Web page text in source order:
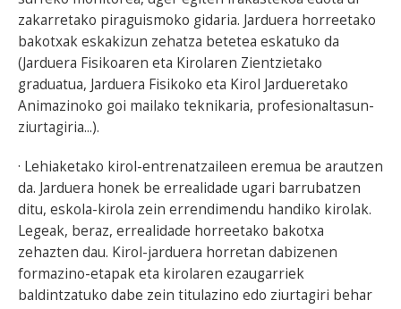
zakarretako piraguismoko gidaria. Jarduera horreetako
bakotxak eskakizun zehatza betetea eskatuko da
(Jarduera Fisikoaren eta Kirolaren Zientzietako
graduatua, Jarduera Fisikoko eta Kirol Jardueretako
Animazinoko goi mailako teknikaria, profesionaltasun-
ziurtagiria...).
· Lehiaketako kirol-entrenatzaileen eremua be arautzen
da. Jarduera honek be errealidade ugari barrubatzen
ditu, eskola-kirola zein errendimendu handiko kirolak.
Legeak, beraz, errealidade horreetako bakotxa
zehazten dau. Kirol-jarduera horretan dabizenen
formazino-etapak eta kirolaren ezaugarriek
baldintzatuko dabe zein titulazino edo ziurtagiri behar